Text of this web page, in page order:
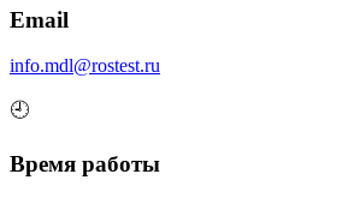
Email
info.mdl@rostest.ru
🕘
Время работы